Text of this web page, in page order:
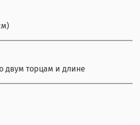
двум торцам и длине